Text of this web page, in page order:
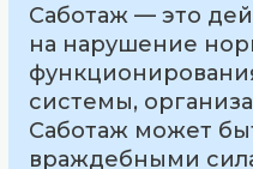
Саботаж — это
на нарушение
системы,
Саботаж может
враждебными